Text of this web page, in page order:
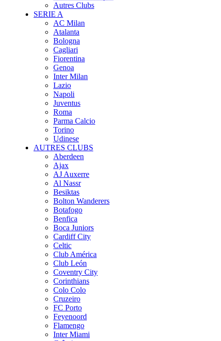
Autres Clubs
SERIE A
AC Milan
Atalanta
Bologna
Cagliari
Fiorentina
Genoa
Inter Milan
Lazio
Napoli
Juventus
Roma
Parma Calcio
Torino
Udinese
AUTRES CLUBS
Aberdeen
Ajax
AJ Auxerre
Al Nassr
Besiktas
Bolton Wanderers
Botafogo
Benfica
Boca Juniors
Cardiff City
Celtic
Club América
Club León
Coventry City
Corinthians
Colo Colo
Cruzeiro
FC Porto
Feyenoord
Flamengo
Inter Miami